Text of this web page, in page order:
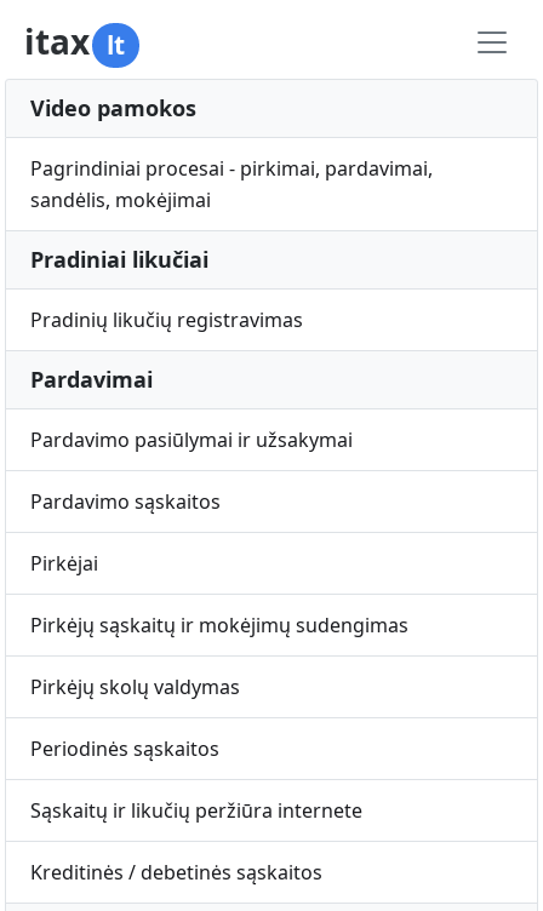
itax lt
Video pamokos
Pagrindiniai procesai - pirkimai, pardavimai,
sandėlis, mokėjimai
Pradiniai likučiai
Pradinių likučių registravimas
Pardavimai
Pardavimo pasiūlymai ir užsakymai
Pardavimo sąskaitos
Pirkėjai
Pirkėjų sąskaitų ir mokėjimų sudengimas
Pirkėjų skolų valdymas
Periodinės sąskaitos
Sąskaitų ir likučių peržiūra internete
Kreditinės / debetinės sąskaitos